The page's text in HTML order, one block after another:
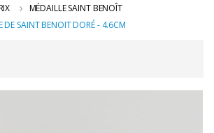
MÉDAILLE SAINT BENOÎT
DE SAINT BENOIT DORÉ - 4.6CM